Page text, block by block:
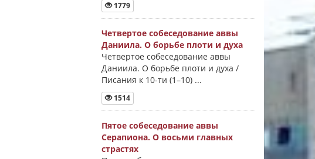
1779
Четвертое собеседование аввы
Даниила. О борьбе плоти и духа
Четвертое собеседование аввы
Даниила. О борьбе плоти и духа /
Писания к 10-ти (1–10) ...
1514
Пятое собеседование аввы
Серапиона. О восьми главных
страстях